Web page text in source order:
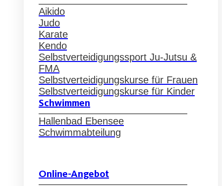
Aikido
Judo
Karate
Kendo
Selbstverteidigungssport Ju-Jutsu &
FMA
Selbstverteidigungskurse für Frauen
Selbstverteidigungskurse für Kinder
Schwimmen
Hallenbad Ebensee
Schwimmabteilung
Online-Angebot